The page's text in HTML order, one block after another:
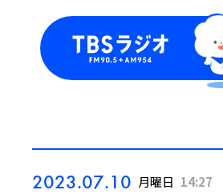
2023.07.10 月曜日 14:27